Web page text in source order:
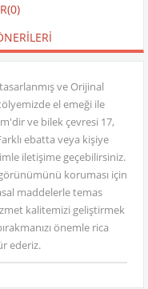
(0)
ve Orijinal
el emeği ile
ve bilek çevresi 17,
ebatta veya kişiye
iletişime geçebilirsiniz.
koruması için
maddelerle temas
kalitemizi geliştirmek
önemle rica
ederiz.